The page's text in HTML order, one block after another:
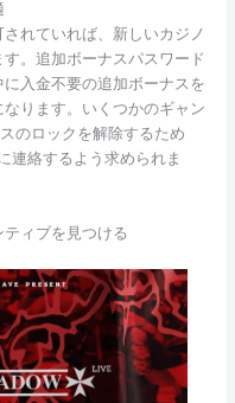
れていれば、新しいカジノ
。追加ボーナスパスワード
入金不要の追加ボーナスを
ります。いくつかのギャン
のロックを解除するため
連絡するよう求められま
ィブを見つける